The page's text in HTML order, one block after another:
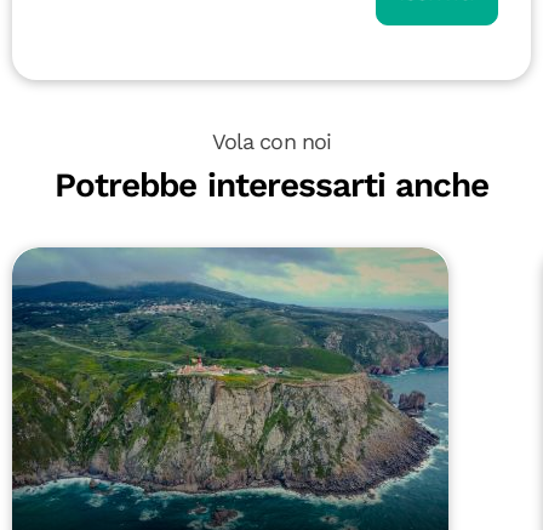
Vola con noi
Potrebbe interessarti anche